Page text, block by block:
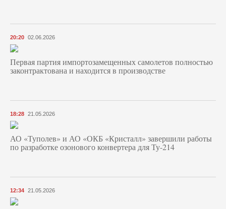
20:20 02.06.2026
Первая партия импортозамещенных самолетов полностью
законтрактована и находится в производстве
18:28 21.05.2026
АО «Туполев» и АО «ОКБ «Кристалл» завершили работы
по разработке озонового конвертера для Ту-214
12:34 21.05.2026